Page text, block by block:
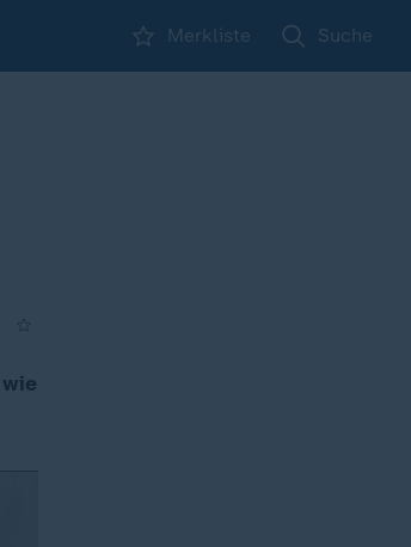
Merkliste Suche